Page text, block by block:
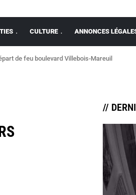
CULTURE ANNONCES
18 ans sans tribunal, une Maison de la
//